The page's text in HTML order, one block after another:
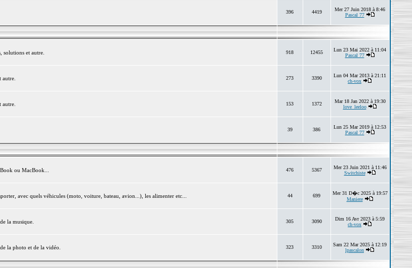
396 4419
Mer 27 Juin 2018 à 8:46
Pascal 77
et autre. 918 12455
Lun 23 Mai 2022 à 11:04
Pascal 77
273 3390
Lun 04 Mar 2013 à 21:11
ch-vox
153 1372
Mar 18 Jan 2022 à 19:30
love_leeloo
39 386
Lun 25 Mar 2019 à 12:53
Pascal 77
ou MacBook... 476 5367
Mer 23 Juin 2021 à 11:46
Switchiste
avec quels véhicules (moto, voiture, bateau, avion...), les alimenter etc... 44 699
Mer 31 D�c 2025 à 19:57
Maniere
la musique. 305 3090
Dim 16 Avr 2023 à 5:59
ch-vox
la photo et de la vidéo. 323 3310
Sam 22 Mar 2025 à 12:19
lpascalon